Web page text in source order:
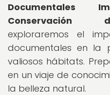
Conservación
exploraremos el
documentales en la
valiosos hábitats.
en un viaje de
la belleza natural.